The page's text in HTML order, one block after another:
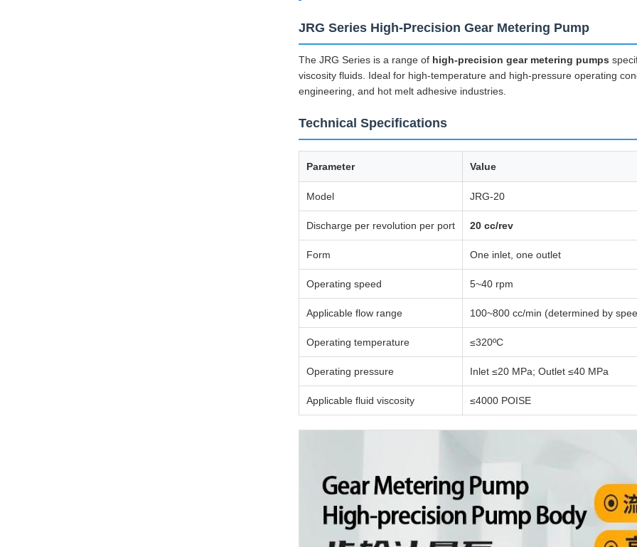
JRG Series High-Precision Gear Metering Pump
The JRG Series is a range of high-precision gear metering pumps
viscosity fluids. Ideal for high-temperature and high-pressure operating
engineering, and hot melt adhesive industries.
Technical Specifications
Parameter Value
Model JRG-20
Discharge per revolution per port 20 cc/rev
Form One inlet, one outlet
Operating speed 5~40 rpm
Applicable flow range 100~800 cc/min (determined by
Operating temperature ≤320ºC
Operating pressure Inlet ≤20 MPa; Outlet ≤40 MPa
Applicable fluid viscosity ≤4000 POISE